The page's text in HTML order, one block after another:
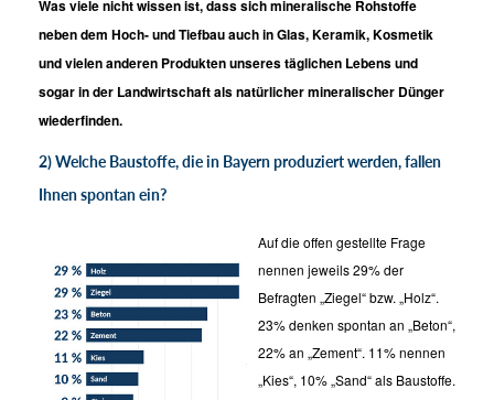
Was viele nicht wissen ist, dass sich mineralische Rohstoffe
neben dem Hoch- und Tiefbau auch in Glas, Keramik, Kosmetik
und vielen anderen Produkten unseres täglichen Lebens und
sogar in der Landwirtschaft als natürlicher mineralischer Dünger
wiederfinden.
2) Welche Baustoffe, die in Bayern produziert werden, fallen
Ihnen spontan ein?
Auf die offen gestellte Frage
nennen jeweils 29% der
Befragten „Ziegel“ bzw. „Holz“.
23% denken spontan an „Beton“,
22% an „Zement“. 11% nennen
„Kies“, 10% „Sand“ als Baustoffe.